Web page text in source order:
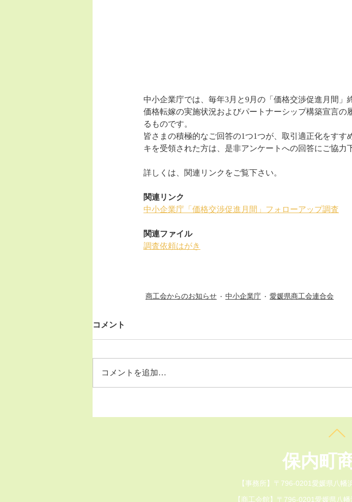
中小企業庁では、毎年3月と9月の「価格交渉促進月間
価格転嫁の実施状況およびパートナーシップ構築宣言
るものです。
皆さまの積極的なご回答の1つ1つが、取引適正化をす
キを受領された方は、是非アンケートへの回答にご協力
詳しくは、関連リンクをご覧下さい。
関連リンク
中小企業庁「価格交渉促進月間」フォローアップ調査
関連ファイル
調査依頼はがき
商工会からのお知らせ 中小企業庁 愛媛県商工会連合会
コメント
コメントを追加…
保内町
【事務所】〒796-0201愛媛県八幡
【商工会館】〒796-0201愛媛県八